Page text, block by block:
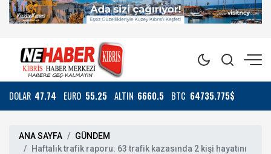
DOLAR 47.74 EURO 55.25 ALTIN 6660.5 BTC 64735.775$
ANA SAYFA
GÜNDEM
Haftalık trafik raporu: 63 trafik kazasında 2 kişi hayatını